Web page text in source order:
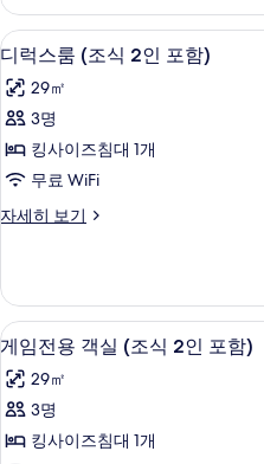
사
진
모
두
보
기
식
인
포
함)
자
히
보
디
럭
스
룸
(조
2
포
함)
사
진
모
두
8
디럭스룸 (조식 2인 포함)
29㎡
3명
킹사이즈침대 1개
무료 WiFi
자세히 보기
디
(조
식
2
인
포
함)
세
게
임
전
용
객
9
게임전용 객실 (조식 2인 포함)
29㎡
3명
킹사이즈침대 1개